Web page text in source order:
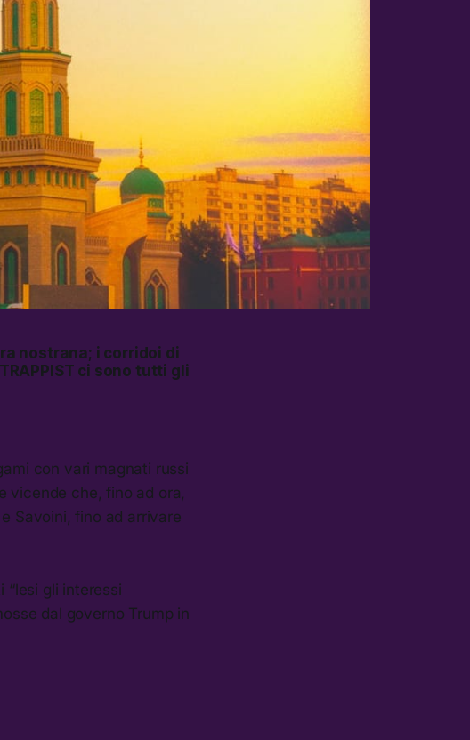
nostrana; i corridoi di
ci sono tutti gli
con vari magnati russi
vicende che, fino ad ora,
Savoini, fino ad arrivare
“lesi gli interessi
dal governo Trump in